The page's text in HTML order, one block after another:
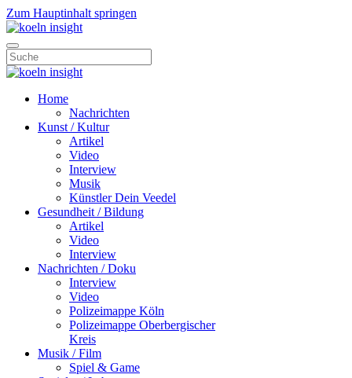
Zum Hauptinhalt springen
Home
Nachrichten
Kunst / Kultur
Artikel
Video
Interview
Musik
Künstler Dein Veedel
Gesundheit / Bildung
Artikel
Video
Interview
Nachrichten / Doku
Interview
Video
Polizeimappe Köln
Polizeimappe Oberbergischer
Kreis
Musik / Film
Spiel & Game